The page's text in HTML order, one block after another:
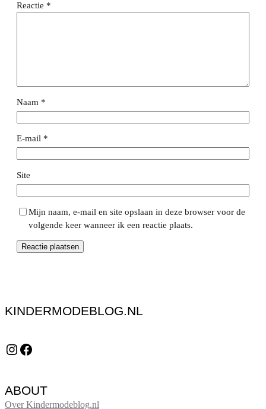
Reactie *
Naam *
E-mail *
Site
Mijn naam, e-mail en site opslaan in deze browser voor de
volgende keer wanneer ik een reactie plaats.
KINDERMODEBLOG.NL
Instagram Facebook
ABOUT
Over Kindermodeblog.nl